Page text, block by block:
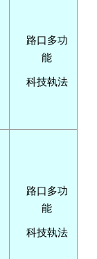
路口多功
能
科技執法
路口多功
能
科技執法